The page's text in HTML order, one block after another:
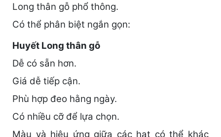
Long thân gỗ phổ thông.
Có thể phân biệt ngắn gọn:
Huyết Long thân gỗ
Dễ có sẵn hơn.
Giá dễ tiếp cận.
Phù hợp đeo hằng ngày.
Có nhiều cỡ để lựa chọn.
Màu và hiệu ứng giữa các hạt có thể khác